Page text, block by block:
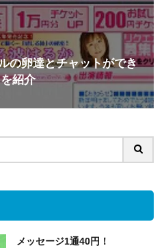
の卵達とチャットができ
紹介
メッセージ1通40円！